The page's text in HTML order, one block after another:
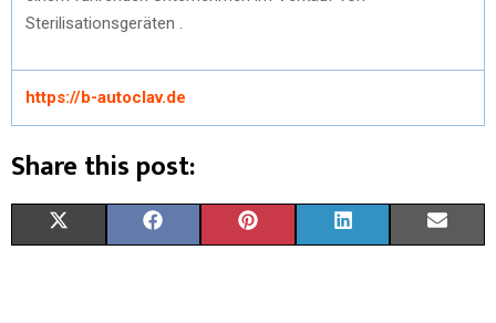
Sterilisationsgeräten .
https://b-autoclav.de
Share this post: